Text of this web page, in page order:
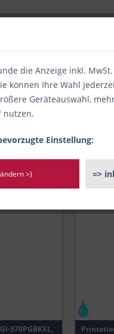
Canon
Art
570PGBKXL,
die Anzeige inkl.
können Ihre Wahl
Geräteauswahl,
nutzen.
Einstellung:
>) =>